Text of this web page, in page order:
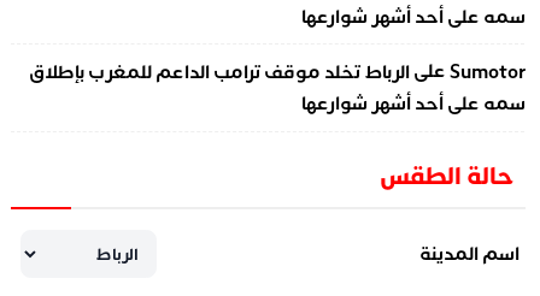
على أحد أشهر شوارعها
علىالرباط تخلد موقف ترامب الداعم للمغرب بإطلاق
على أحد أشهر شوارعها
حالة الطقس
اسم المدينة